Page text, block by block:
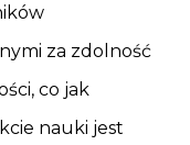
za zdolność
co jak
nauki jest